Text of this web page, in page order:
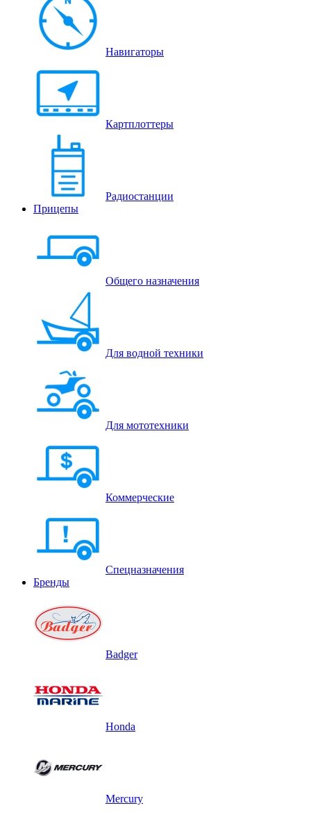
Навигаторы
Картплоттеры
Радиостанции
Прицепы
Общего назначения
Для водной техники
Для мототехники
Коммерческие
Спецназначения
Бренды
Badger
Honda
Mercury